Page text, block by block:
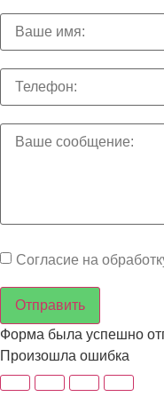
Согласие на
Отправить
Форма была успешно
Произошла ошибка